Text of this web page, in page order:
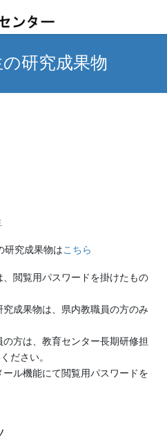
研究成果物
研究成果物はこちら
閲覧用パスワードを掛けたもの
成果物は、県内教職員の方のみ
方は、教育センター長期研修担
ださい。
ル機能にて閲覧用パスワードを